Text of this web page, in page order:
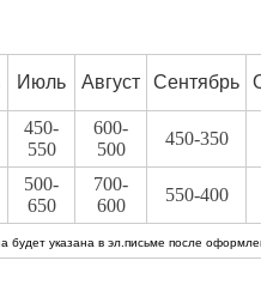
Июль Август Сентябрь
450-
550
600-
500
450-350
500-
650
700-
600
550-400
указана в эл.письме после